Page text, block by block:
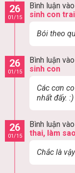
26
01/15
Bình luận
sinh con
Bói theo
26
01/15
Bình luận
sinh con
Các cơn
nhất đấy. :)
26
01/15
Bình luận
thai, làm
Chắc là